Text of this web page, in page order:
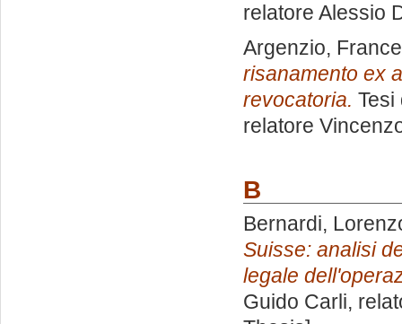
relatore Alessio
Argenzio,
risanamento ex
revocatoria.
relatore
B
Bernardi,
Suisse: analisi
legale
Guido Carli,